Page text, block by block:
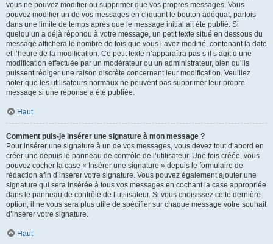
vous ne pouvez modifier ou supprimer que vos propres messages. Vous
pouvez modifier un de vos messages en cliquant le bouton adéquat, parfois
dans une limite de temps après que le message initial ait été publié. Si
quelqu’un a déjà répondu à votre message, un petit texte situé en dessous du
message affichera le nombre de fois que vous l’avez modifié, contenant la date
et l’heure de la modification. Ce petit texte n’apparaîtra pas s’il s’agit d’une
modification effectuée par un modérateur ou un administrateur, bien qu’ils
puissent rédiger une raison discrète concernant leur modification. Veuillez
noter que les utilisateurs normaux ne peuvent pas supprimer leur propre
message si une réponse a été publiée.
Haut
Comment puis-je insérer une signature à mon message ?
Pour insérer une signature à un de vos messages, vous devez tout d’abord en
créer une depuis le panneau de contrôle de l’utilisateur. Une fois créée, vous
pouvez cocher la case « Insérer une signature » depuis le formulaire de
rédaction afin d’insérer votre signature. Vous pouvez également ajouter une
signature qui sera insérée à tous vos messages en cochant la case appropriée
dans le panneau de contrôle de l’utilisateur. Si vous choisissez cette dernière
option, il ne vous sera plus utile de spécifier sur chaque message votre souhait
d’insérer votre signature.
Haut